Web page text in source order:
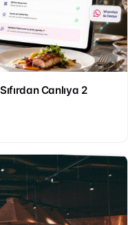
Canlıya 2